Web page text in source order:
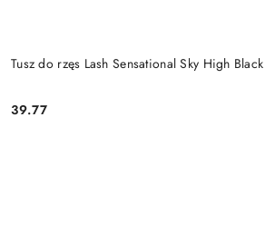
Tusz do rzęs Lash Sensational Sky High Black
Cena:
39.77